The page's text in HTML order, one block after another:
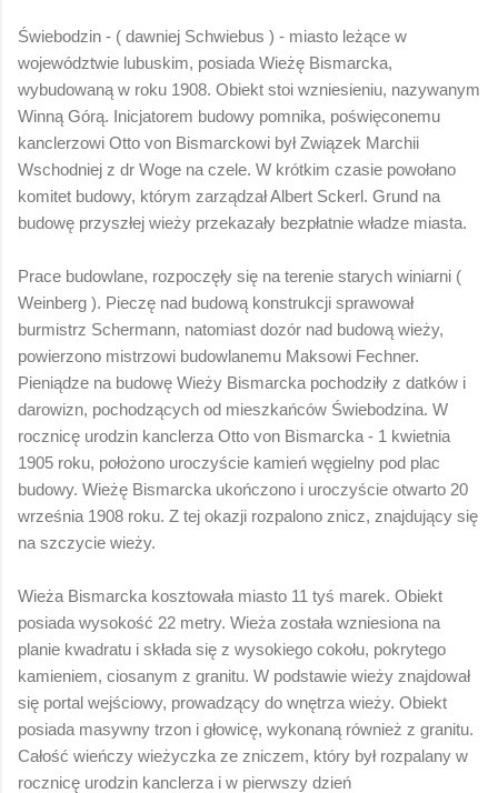
Świebodzin - ( dawniej Schwiebus ) - miasto leżące w
województwie lubuskim, posiada Wieżę Bismarcka,
wybudowaną w roku 1908. Obiekt stoi wzniesieniu, nazywanym
Winną Górą. Inicjatorem budowy pomnika, poświęconemu
kanclerzowi Otto von Bismarckowi był Związek Marchii
Wschodniej z dr Woge na czele. W krótkim czasie powołano
komitet budowy, którym zarządzał Albert Sckerl. Grund na
budowę przyszłej wieży przekazały bezpłatnie władze miasta.
Prace budowlane, rozpoczęły się na terenie starych winiarni (
Weinberg ). Pieczę nad budową konstrukcji sprawował
burmistrz Schermann, natomiast dozór nad budową wieży,
powierzono mistrzowi budowlanemu Maksowi Fechner.
Pieniądze na budowę Wieży Bismarcka pochodziły z datków i
darowizn, pochodzących od mieszkańców Świebodzina. W
rocznicę urodzin kanclerza Otto von Bismarcka - 1 kwietnia
1905 roku, położono uroczyście kamień węgielny pod plac
budowy. Wieżę Bismarcka ukończono i uroczyście otwarto 20
września 1908 roku. Z tej okazji rozpalono znicz, znajdujący się
na szczycie wieży.
Wieża Bismarcka kosztowała miasto 11 tyś marek. Obiekt
posiada wysokość 22 metry. Wieża została wzniesiona na
planie kwadratu i składa się z wysokiego cokołu, pokrytego
kamieniem, ciosanym z granitu. W podstawie wieży znajdował
się portal wejściowy, prowadzący do wnętrza wieży. Obiekt
posiada masywny trzon i głowicę, wykonaną również z granitu.
Całość wieńczy wieżyczka ze zniczem, który był rozpalany w
rocznicę urodzin kanclerza i w pierwszy dzień